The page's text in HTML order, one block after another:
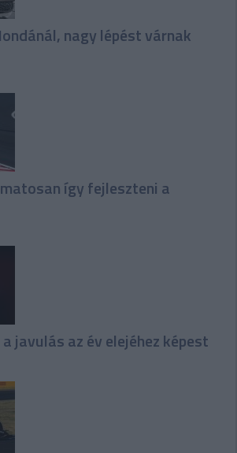
nagy lépést várnak
így fejleszteni a
javulás az év elejéhez képest